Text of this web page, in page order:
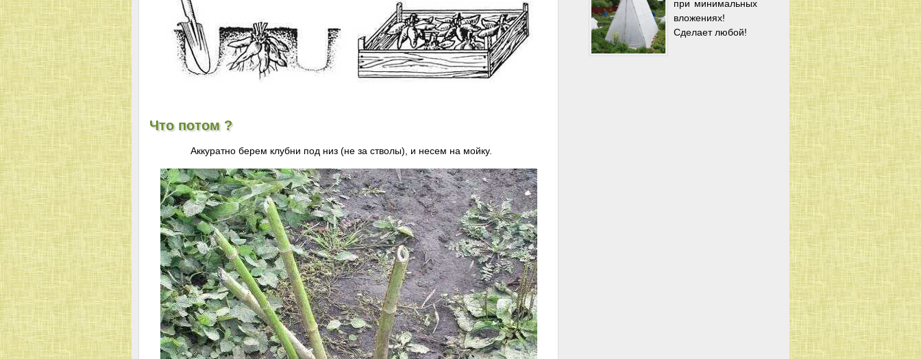
Что потом ?
Аккуратно берем клубни под низ (не за стволы), и несем на мойку.
при минимальных
вложениях!
Сделает любой!